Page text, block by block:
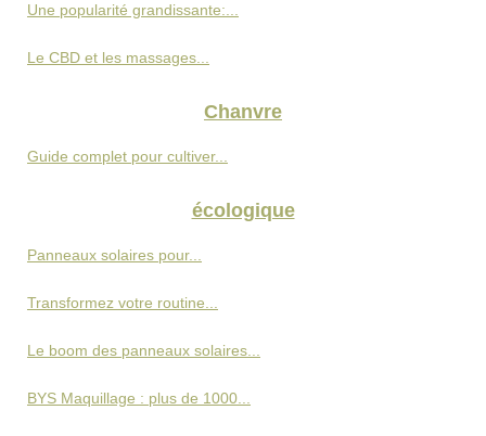
Une popularité grandissante:...
Le CBD et les massages...
Chanvre
Guide complet pour cultiver...
écologique
Panneaux solaires pour...
Transformez votre routine...
Le boom des panneaux solaires...
BYS Maquillage : plus de 1000...